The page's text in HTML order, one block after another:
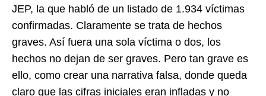
JEP, la que habló de un listado de 1.934 víctimas
confirmadas. Claramente se trata de hechos
graves. Así fuera una sola víctima o dos, los
hechos no dejan de ser graves. Pero tan grave es
ello, como crear una narrativa falsa, donde queda
claro que las cifras iniciales eran infladas y no